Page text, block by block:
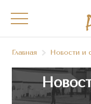
Главная Новости и